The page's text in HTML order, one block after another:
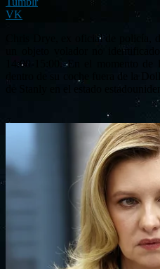
VK
Chris Drye, ex oficial de policía,
un objeto volador no
14:00-15:00. En el momento de
dentro de su coche fuera de la
de Stanly en el estado